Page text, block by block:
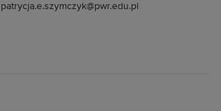
patrycja.e.szymczyk@pwr.edu.pl